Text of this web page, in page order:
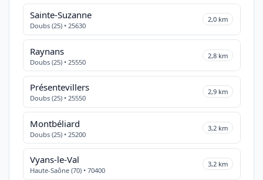
Sainte-Suzanne
Doubs (25) • 25630
2,0 km
Raynans
Doubs (25) • 25550
2,8 km
Présentevillers
Doubs (25) • 25550
2,9 km
Montbéliard
Doubs (25) • 25200
3,2 km
Vyans-le-Val
Haute-Saône (70) • 70400
3,2 km